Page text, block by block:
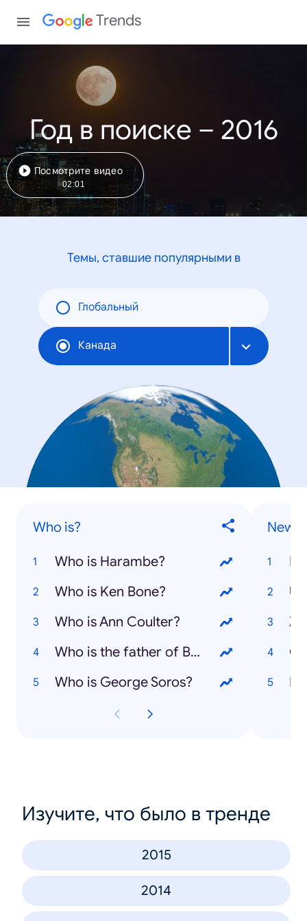
Trends
Год в поиске – 2016
Посмотрите видео
02:01
Темы, ставшие популярными в
Глобальный
Канада
Who is?
Who is Harambe?
Who is Ken Bone?
Who is Ann Coulter?
Who is the father of Bridget Jones' baby?
Who is George Soros?
News
Изучите, что было в тренде
2015
2014